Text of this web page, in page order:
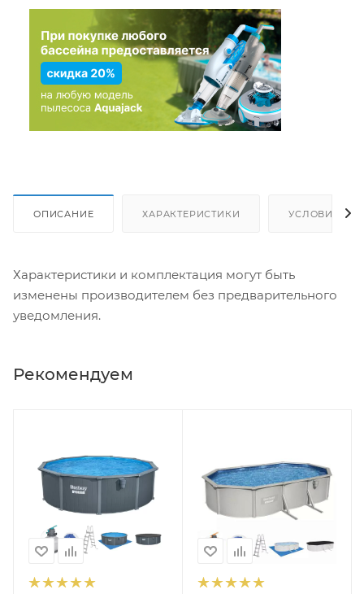
ОПИСАНИЕ ХАРАКТЕРИСТИКИ УСЛОВИЯ
Характеристики и комплектация могут быть
изменены производителем без предварительного
уведомления.
Рекомендуем